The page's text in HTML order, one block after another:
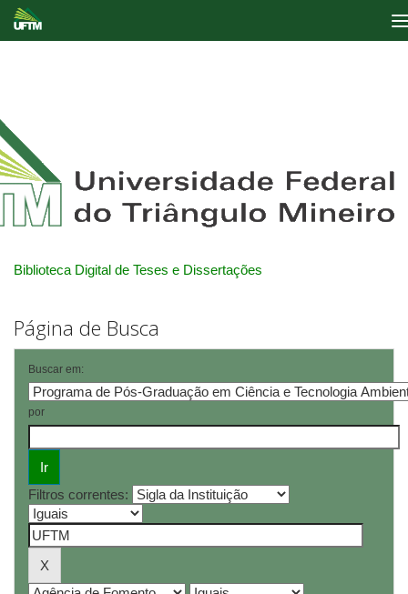
Biblioteca Digital de Teses e Dissertações
Página de Busca
Buscar em:
por
Filtros correntes: